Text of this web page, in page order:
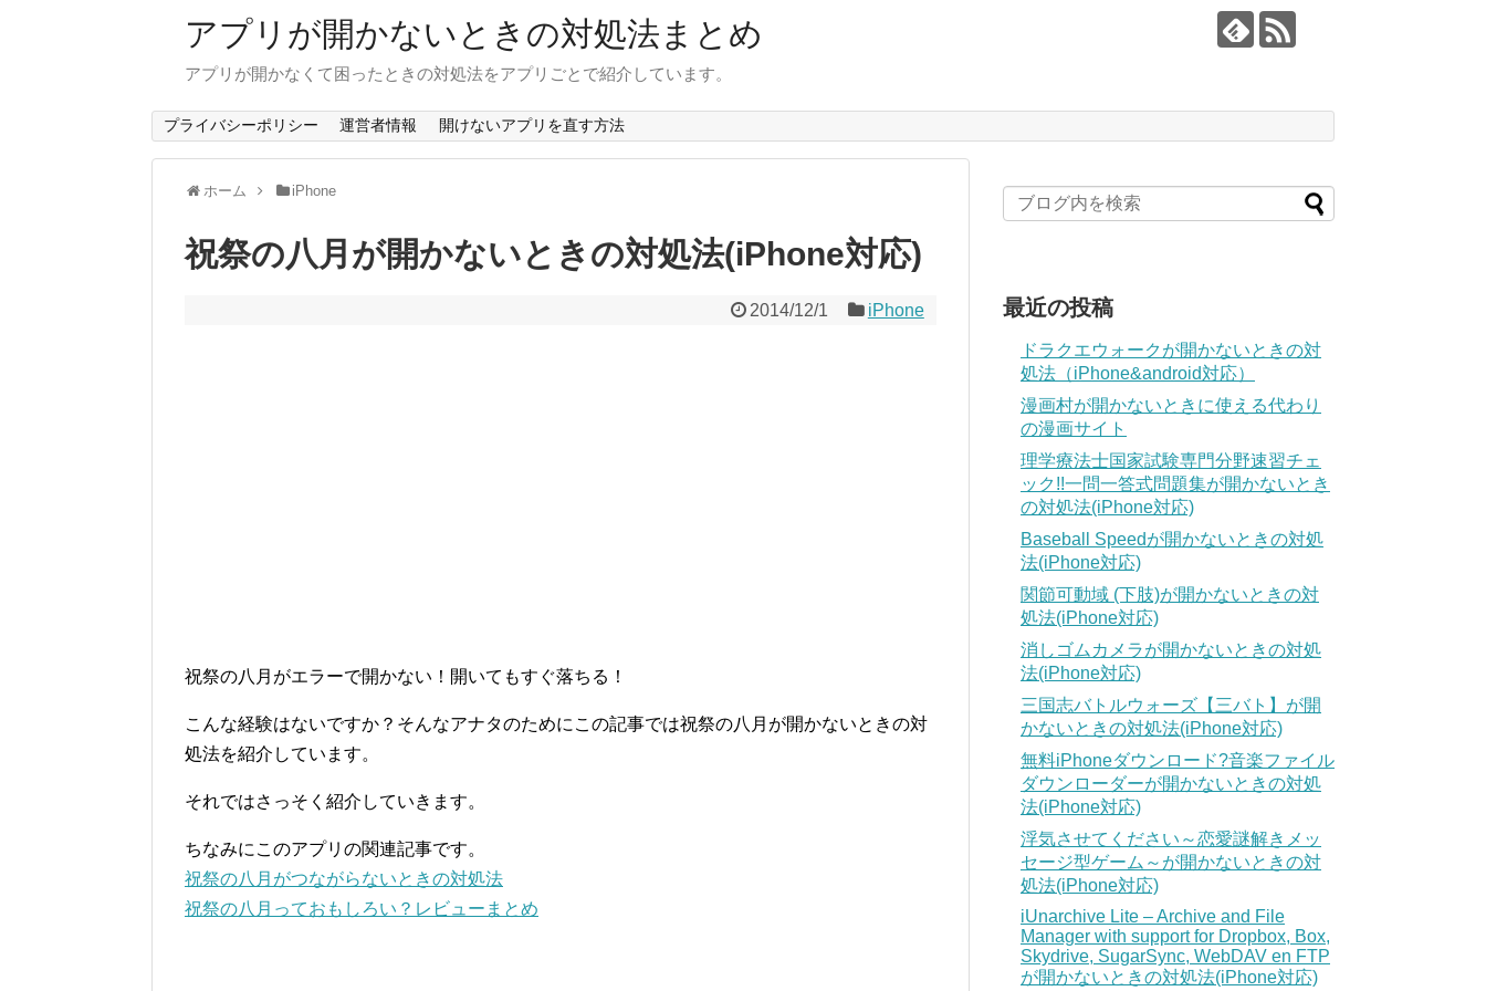
アプリが開かないときの対処法まとめ
アプリが開かなくて困ったときの対処法をアプリごとで紹介しています。
プライバシーポリシー 運営者情報 開けないアプリを直す方法
ホーム iPhone
祝祭の八月が開かないときの対処法(iPhone対応)
2014/12/1 iPhone
祝祭の八月がエラーで開かない！開いてもすぐ落ちる！
こんな経験はないですか？そんなアナタのためにこの記事では祝祭の八月が開かないときの対
処法を紹介しています。
それではさっそく紹介していきます。
ちなみにこのアプリの関連記事です。
祝祭の八月がつながらないときの対処法
祝祭の八月っておもしろい？レビューまとめ
最近の投稿
ドラクエウォークが開かないときの対
処法（iPhone&android対応）
漫画村が開かないときに使える代わり
の漫画サイト
理学療法士国家試験専門分野速習チェ
ック!!一問一答式問題集が開かないとき
の対処法(iPhone対応)
Baseball Speedが開かないときの対処
法(iPhone対応)
関節可動域 (下肢)が開かないときの対
処法(iPhone対応)
消しゴムカメラが開かないときの対処
法(iPhone対応)
三国志バトルウォーズ【三バト】が開
かないときの対処法(iPhone対応)
無料iPhoneダウンロード?音楽ファイル
ダウンローダーが開かないときの対処
法(iPhone対応)
浮気させてください～恋愛謎解きメッ
セージ型ゲーム～が開かないときの対
処法(iPhone対応)
iUnarchive Lite – Archive and File
Manager with support for Dropbox, Box,
Skydrive, SugarSync, WebDAV en FTP
が開かないときの対処法(iPhone対応)